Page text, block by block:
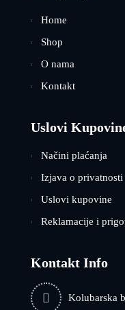
Home
Shop
O nama
Kontakt
Uslovi
Načini plaćanja
Izjava o privatnosti
Uslovi kupovine
Reklamacije i
Kontakt Info
Kolubarska